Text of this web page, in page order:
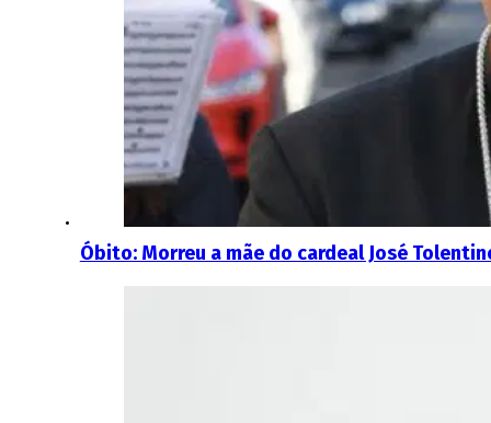
Óbito: Morreu a mãe do cardeal José